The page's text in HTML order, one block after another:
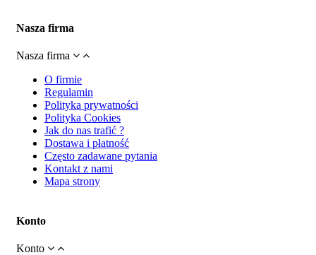
Nasza firma
Nasza firma
O firmie
Regulamin
Polityka prywatności
Polityka Cookies
Jak do nas trafić ?
Dostawa i płatność
Często zadawane pytania
Kontakt z nami
Mapa strony
Konto
Konto